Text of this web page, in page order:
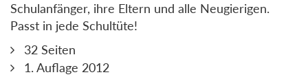
Schulanfänger, ihre Eltern und alle Neugierigen.
Passt in jede Schultüte!
32 Seiten
1. Auflage 2012